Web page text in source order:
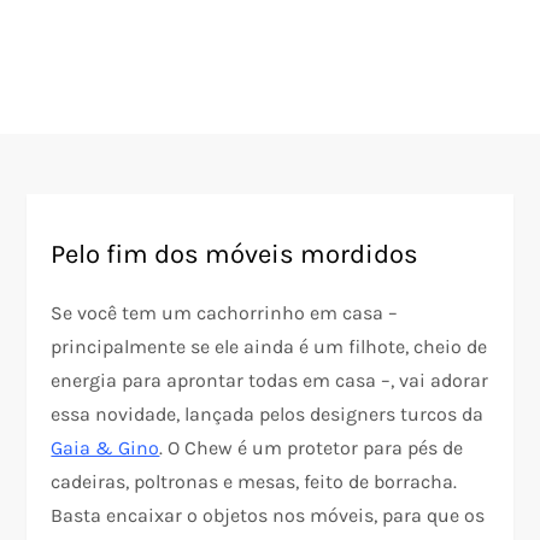
Pelo fim dos móveis mordidos
Se você tem um cachorrinho em casa –
principalmente se ele ainda é um filhote, cheio de
energia para aprontar todas em casa –, vai adorar
essa novidade, lançada pelos designers turcos da
Gaia & Gino. O Chew é um protetor para pés de
cadeiras, poltronas e mesas, feito de borracha.
Basta encaixar o objetos nos móveis, para que os